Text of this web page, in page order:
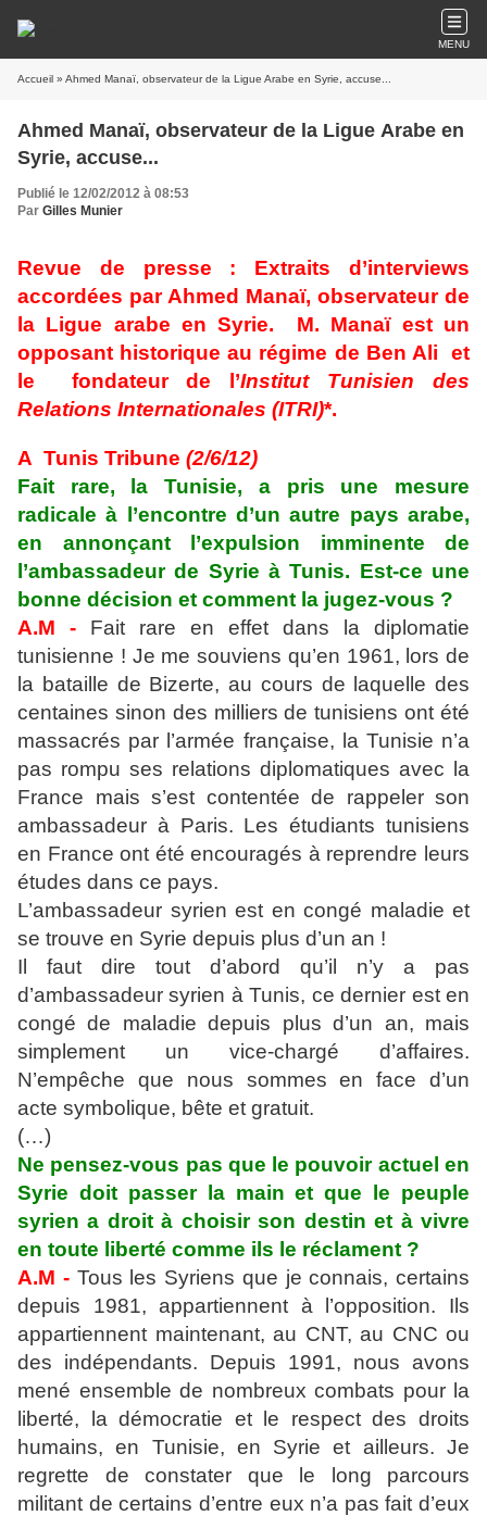
MENU
Accueil » Ahmed Manaï, observateur de la Ligue Arabe en Syrie, accuse...
Ahmed Manaï, observateur de la Ligue Arabe en
Syrie, accuse...
Publié le 12/02/2012 à 08:53
Par Gilles Munier
Revue de presse : Extraits d’interviews
accordées par Ahmed Manaï, observateur de
la Ligue arabe en Syrie. M. Manaï est un
opposant historique au régime de Ben Ali et
le fondateur de l’Institut Tunisien des
Relations Internationales (ITRI)*.
A Tunis Tribune (2/6/12)
Fait rare, la Tunisie, a pris une mesure
radicale à l’encontre d’un autre pays arabe,
en annonçant l’expulsion imminente de
l’ambassadeur de Syrie à Tunis. Est-ce une
bonne décision et comment la jugez-vous ?
A.M - Fait rare en effet dans la diplomatie
tunisienne ! Je me souviens qu’en 1961, lors de
la bataille de Bizerte, au cours de laquelle des
centaines sinon des milliers de tunisiens ont été
massacrés par l’armée française, la Tunisie n’a
pas rompu ses relations diplomatiques avec la
France mais s’est contentée de rappeler son
ambassadeur à Paris. Les étudiants tunisiens
en France ont été encouragés à reprendre leurs
études dans ce pays.
L’ambassadeur syrien est en congé maladie et
se trouve en Syrie depuis plus d’un an !
Il faut dire tout d’abord qu’il n’y a pas
d’ambassadeur syrien à Tunis, ce dernier est en
congé de maladie depuis plus d’un an, mais
simplement un vice-chargé d’affaires.
N’empêche que nous sommes en face d’un
acte symbolique, bête et gratuit.
(…)
Ne pensez-vous pas que le pouvoir actuel en
Syrie doit passer la main et que le peuple
syrien a droit à choisir son destin et à vivre
en toute liberté comme ils le réclament ?
A.M -Tous les Syriens que je connais, certains
depuis 1981, appartiennent à l’opposition. Ils
appartiennent maintenant, au CNT, au CNC ou
des indépendants. Depuis 1991, nous avons
mené ensemble de nombreux combats pour la
liberté, la démocratie et le respect des droits
humains, en Tunisie, en Syrie et ailleurs. Je
regrette de constater que le long parcours
militant de certains d’entre eux n’a pas fait d’eux